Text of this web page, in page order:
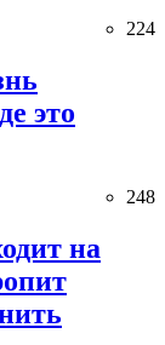
224
это
248
на